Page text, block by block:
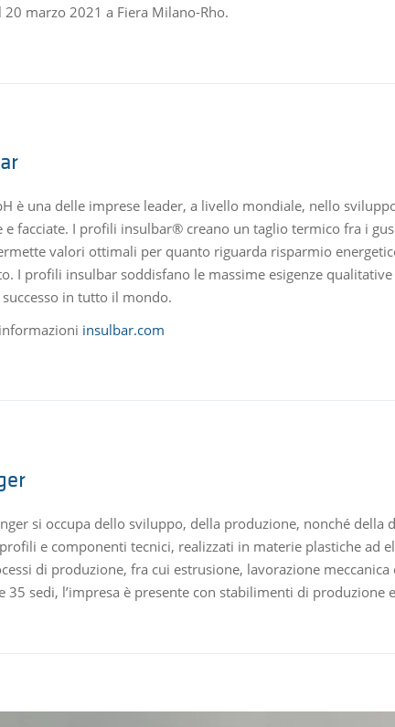
marzo 2021 a Fiera Milano-Rho.
è una delle imprese leader, a livello mondiale, nello
e facciate. I profili insulbar® creano un taglio termico fra i
valori ottimali per quanto riguarda risparmio
I profili insulbar soddisfano le massime esigenze
in tutto il mondo.
insulbar.com
si occupa dello sviluppo, della produzione, nonché
e componenti tecnici, realizzati in materie plastiche ad
di produzione, fra cui estrusione, lavorazione
35 sedi, l’impresa è presente con stabilimenti di